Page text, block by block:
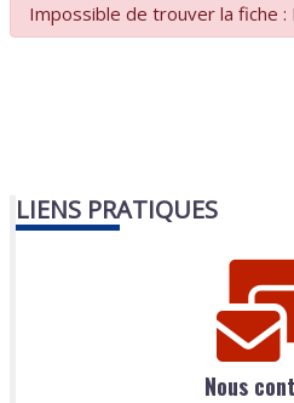
Impossible de trouver la fiche :
LIENS PRATIQUES
Nous